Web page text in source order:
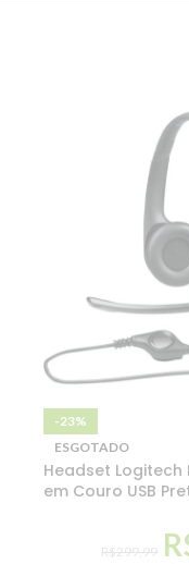
-23%
ESGOTADO
Headset Logitech
em Couro USB
R$299,99